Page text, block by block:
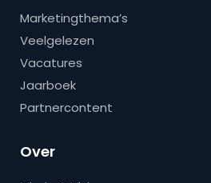
Marketingthema’s
Veelgelezen
Vacatures
Jaarboek
Partnercontent
Over